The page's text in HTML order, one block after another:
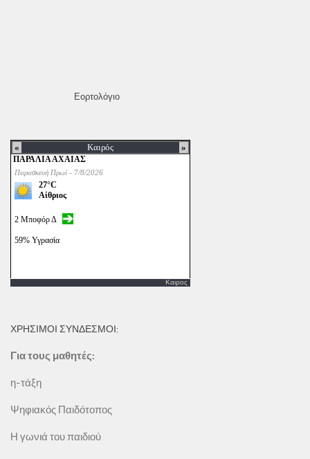
Εορτολόγιο
Καιρος
ΧΡΗΣΙΜΟΙ ΣΥΝΔΕΣΜΟΙ:
Για τους μαθητές:
η-τάξη
Ψηφιακός Παιδότοπος
Η γωνιά του παιδιού